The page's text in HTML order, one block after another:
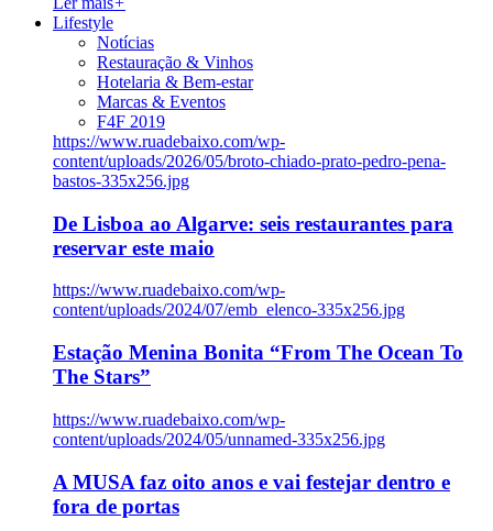
Lifestyle
Notícias
Restauração & Vinhos
Hotelaria & Bem-estar
Marcas & Eventos
F4F 2019
https://www.ruadebaixo.com/wp-
content/uploads/2026/05/broto-chiado-prato-pedro-pena-
bastos-335x256.jpg
De Lisboa ao Algarve: seis restaurantes para
reservar este maio
https://www.ruadebaixo.com/wp-
content/uploads/2024/07/emb_elenco-335x256.jpg
Estação Menina Bonita “From The Ocean To
The Stars”
https://www.ruadebaixo.com/wp-
content/uploads/2024/05/unnamed-335x256.jpg
A MUSA faz oito anos e vai festejar dentro e
fora de portas